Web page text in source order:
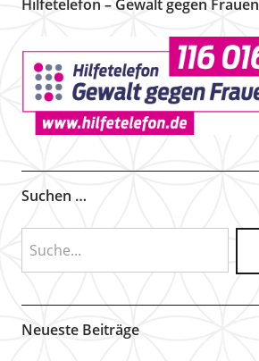
Hilfetelefon – Gewalt gegen Frauen
Suchen …
Neueste Beiträge